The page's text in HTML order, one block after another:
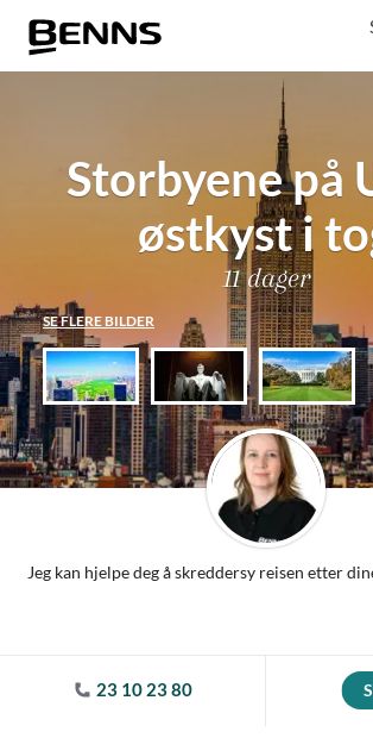
Storbyene på
østkyst i
11 dager
SE FLERE BILDER
Jeg kan hjelpe deg å skreddersy reisen etter
23 10 23 80
Vis resultater for: Alle